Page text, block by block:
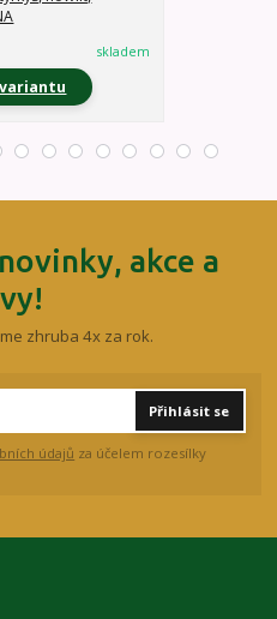
skladem
akce a
zhruba 4x za rok.
Přihlásit se
údajů za účelem rozesílky